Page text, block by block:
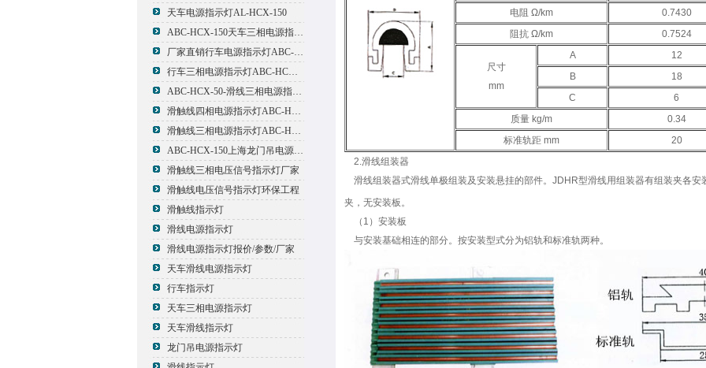
天车电源指示灯AL-HCX-150
ABC-HCX-150天车三相电源指示灯出厂价格
厂家直销行车电源指示灯ABC-HCX-150
行车三相电源指示灯ABC-HCX-150
ABC-HCX-50-滑线三相电源指示灯厂家
滑触线四相电源指示灯ABC-HCX-100/4
滑触线三相电源指示灯ABC-HCX-100
ABC-HCX-150上海龙门吊电源指示灯
滑触线三相电压信号指示灯厂家
滑触线电压信号指示灯环保工程
滑触线指示灯
滑线电源指示灯
滑线电源指示灯报价/参数/厂家
天车滑线电源指示灯
行车指示灯
天车三相电源指示灯
天车滑线指示灯
龙门吊电源指示灯
电阻 Ω/km
0.7430
阻抗 Ω/km
0.7524
尺寸
mm
A
12
B
18
C
6
质量 kg/m
0.34
标准轨距 mm
20
2.滑线组装器
滑线组装器式滑线单极组装及安装悬挂的部件。JDHR型滑线用组装器有组装夹各安
夹，无安装板。
（1）安装板
与安装基础相连的部分。按安装型式分为铝轨和标准轨两种。